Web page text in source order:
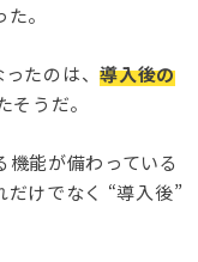
。
たのは、導入後の
そうだ。
機能が備わっている
けでなく “導入後”